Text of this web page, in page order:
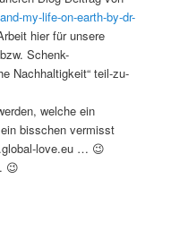
my-life-on-earth-by-dr-
hier für unsere
Schenk-
Nachhaltigkeit“ teil-zu-
welche ein
bisschen vermisst
love.eu … 😉
😉